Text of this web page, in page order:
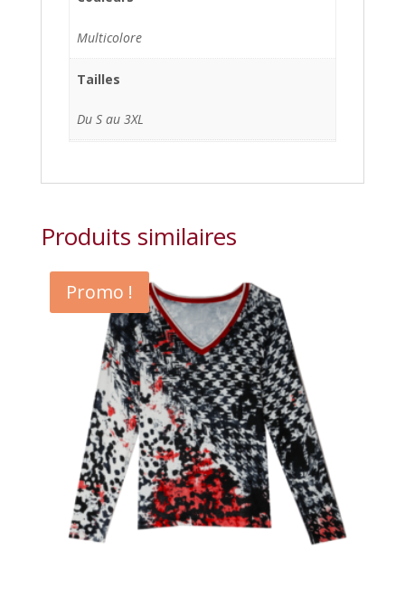
Multicolore
Tailles
Du S au 3XL
Produits similaires
Promo !